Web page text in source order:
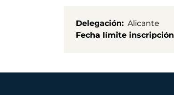
Delegación
Alicante
Fecha límite inscripción